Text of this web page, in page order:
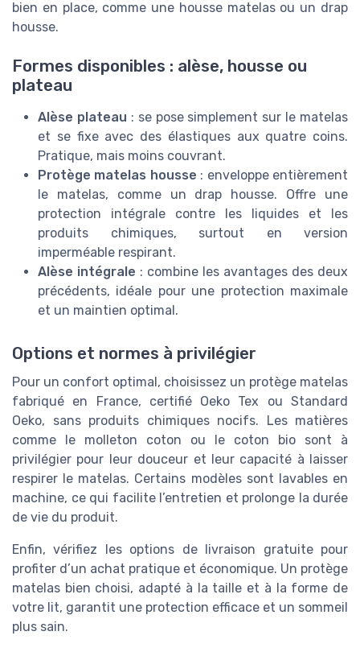
bien en place, comme une housse matelas ou un drap
housse.
Formes disponibles : alèse, housse ou
plateau
Alèse plateau : se pose simplement sur le matelas
et se fixe avec des élastiques aux quatre coins.
Pratique, mais moins couvrant.
Protège matelas housse : enveloppe entièrement
le matelas, comme un drap housse. Offre une
protection intégrale contre les liquides et les
produits chimiques, surtout en version
imperméable respirant.
Alèse intégrale : combine les avantages des deux
précédents, idéale pour une protection maximale
et un maintien optimal.
Options et normes à privilégier
Pour un confort optimal, choisissez un protège matelas
fabriqué en France, certifié Oeko Tex ou Standard
Oeko, sans produits chimiques nocifs. Les matières
comme le molleton coton ou le coton bio sont à
privilégier pour leur douceur et leur capacité à laisser
respirer le matelas. Certains modèles sont lavables en
machine, ce qui facilite l’entretien et prolonge la durée
de vie du produit.
Enfin, vérifiez les options de livraison gratuite pour
profiter d’un achat pratique et économique. Un protège
matelas bien choisi, adapté à la taille et à la forme de
votre lit, garantit une protection efficace et un sommeil
plus sain.